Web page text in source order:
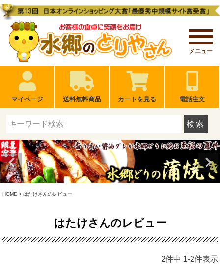
メニュー
マイページ 送料無料商品 カートを見る 電話注文
検索
HOME はたけさんのレビュー
はたけさんのレビュー
2件中 1-2件表示